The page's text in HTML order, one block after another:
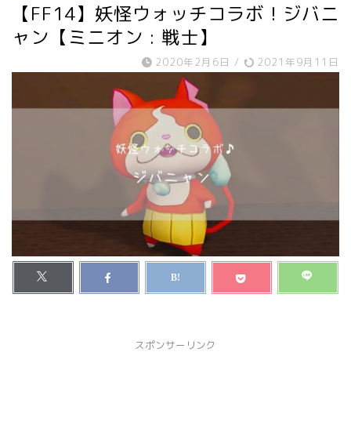
【FF14】妖怪ウォッチコラボ！ジバニ
ャン【ミニオン : 戦士】
2020年2月6日 / 2021年9月11日
スポンサーリンク